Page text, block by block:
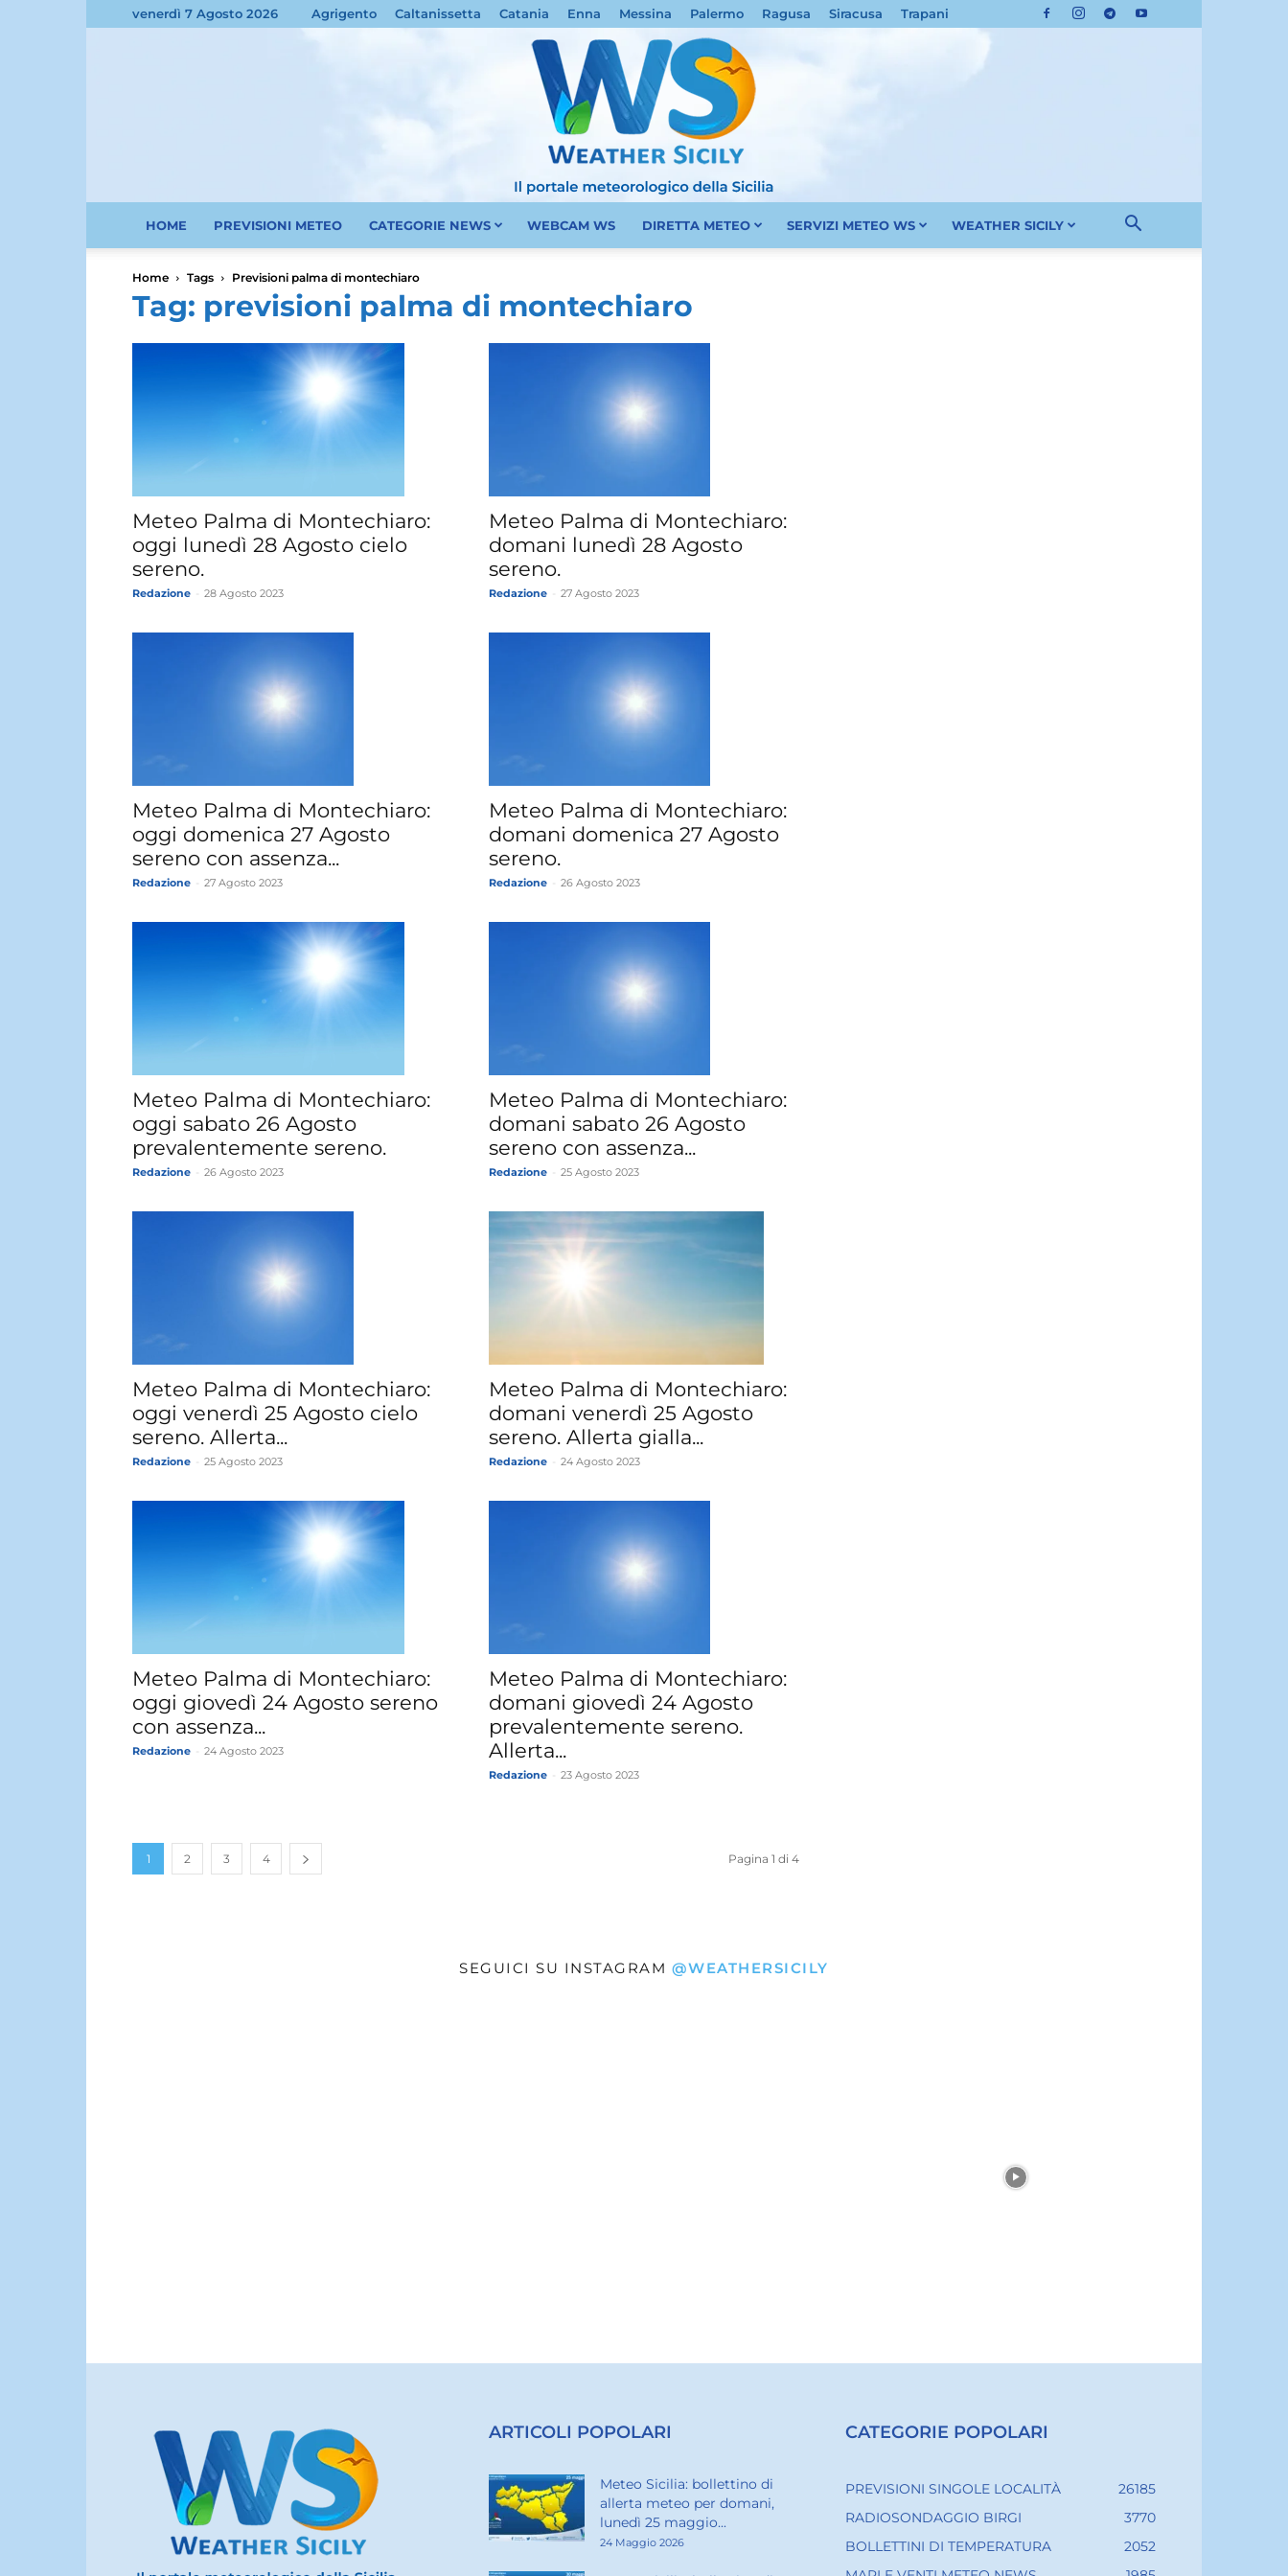
venerdì 7 Agosto 2026 Agrigento Caltanissetta Catania Enna Messina Palermo Ragusa Siracusa Trapani
Sicilia
»
Weather
HOME PREVISIONI METEO CATEGORIE NEWS WEBCAM WS DIRETTA METEO SERVIZI METEO WS WEATHER SICILY
Home Tags Previsioni palma di montechiaro
Tag: previsioni palma di montechiaro
Meteo Palma di Montechiaro:
oggi lunedì 28 Agosto cielo
sereno.
Redazione 28 Agosto 2023
Meteo Palma di Montechiaro:
domani lunedì 28 Agosto
sereno.
Redazione 27 Agosto 2023
Meteo Palma di Montechiaro:
oggi domenica 27 Agosto
sereno con assenza...
Redazione 27 Agosto 2023
Meteo Palma di Montechiaro:
domani domenica 27 Agosto
sereno.
Redazione 26 Agosto 2023
Meteo Palma di Montechiaro:
oggi sabato 26 Agosto
prevalentemente sereno.
Redazione 26 Agosto 2023
Meteo Palma di Montechiaro:
domani sabato 26 Agosto
sereno con assenza...
Redazione 25 Agosto 2023
Meteo Palma di Montechiaro:
oggi venerdì 25 Agosto cielo
sereno. Allerta...
Redazione 25 Agosto 2023
Meteo Palma di Montechiaro:
domani venerdì 25 Agosto
sereno. Allerta gialla...
Redazione 24 Agosto 2023
Meteo Palma di Montechiaro:
oggi giovedì 24 Agosto sereno
con assenza...
Redazione 24 Agosto 2023
Meteo Palma di Montechiaro:
domani giovedì 24 Agosto
prevalentemente sereno.
Allerta...
Redazione 23 Agosto 2023
1 2 3 4 Pagina 1 di 4
SEGUICI SU INSTAGRAM @WEATHERSICILY
ARTICOLI POPOLARI
Meteo Sicilia: bollettino di
allerta meteo per domani,
lunedì 25 maggio...
24 Maggio 2026
CATEGORIE POPOLARI
PREVISIONI SINGOLE LOCALITÀ
26185
RADIOSONDAGGIO BIRGI
3770
BOLLETTINI DI TEMPERATURA
2052